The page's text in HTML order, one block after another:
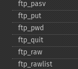
ftp_​pasv
ftp_​put
ftp_​pwd
ftp_​quit
ftp_​raw
ftp_​rawlist